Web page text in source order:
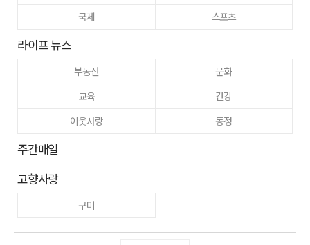
국제
스포츠
라이프 뉴스
부동산
문화
교육
건강
이웃사랑
동정
주간매일
고향사랑
구미